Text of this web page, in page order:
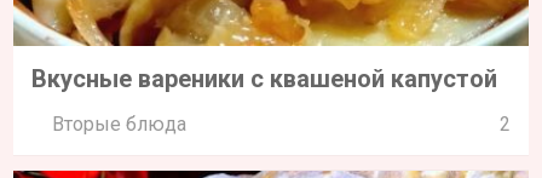
Вкусные вареники с квашеной капустой
Вторые блюда 2